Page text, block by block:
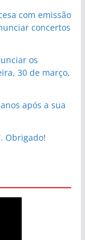
com emissão
concertos
os
30 de março,
após a sua
Obrigado!